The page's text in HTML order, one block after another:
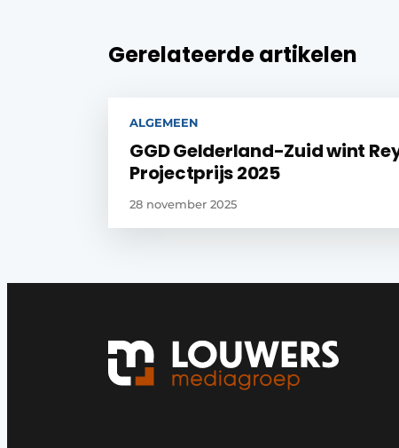
Gerelateerde artikelen
ALGEMEEN
GGD Gelderland-Zuid wint
Projectprijs 2025
28 november 2025